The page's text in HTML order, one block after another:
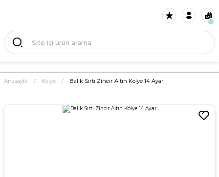
Anasayfa Kolye Balık Sırtı Zincir Altın Kolye 14 Ayar